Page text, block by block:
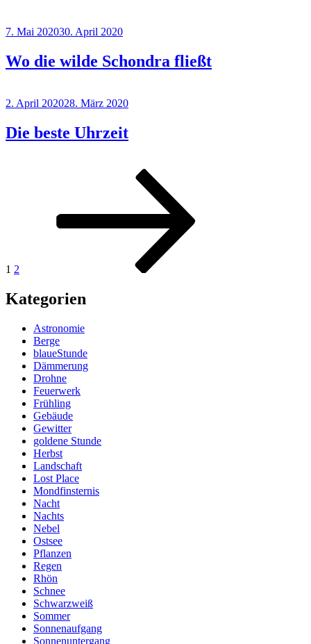
Veröffentlicht
7. Mai 202030. April 2020
Wo die wilde Schondra fließt
Veröffentlicht
2. April 202028. März 2020
Die beste Uhrzeit
Seitennummerierung
Beiträge
1 2
Kategorien
Astronomie
Berge
blaueStunde
Dämmerung
Drohne
Feuerwerk
Frühling
Gebäude
Gewitter
goldene Stunde
Herbst
Landschaft
Lost Place
Mondfinsternis
Nacht
Nachts
Nebel
Ostsee
Pflanzen
Regen
Rhön
Schnee
Schwarzweiß
Sommer
Sonnenaufgang
Sonnenuntergang